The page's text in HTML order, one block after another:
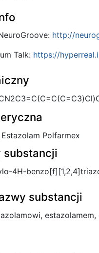
http://
Talk: https://
Polfarmex
substancji
4H-
substancji
estazolamem,